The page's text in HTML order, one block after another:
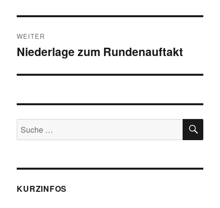
WEITER
Nächster
Niederlage zum Rundenauftakt
Suche
nach:
KURZINFOS